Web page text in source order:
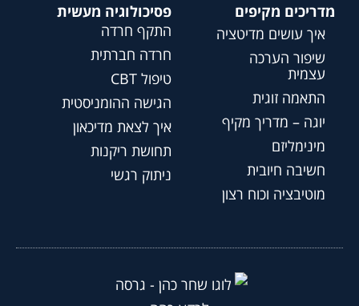
מדריכים מקיפים
איך עושים מדיטציה
שיפור הערכה
עצמית
התאמה זוגית
יוגה – מדריך מקיף
מינימליזם
חשיבה חיובית
מוטיבציה וכוח רצון
פסיכולוגיה מעשית
התקף חרדה
חרדה חברתית
טיפול CBT
הגישה ההומניסטית
איך לצאת מדיכאון
תחושת ריקנות
ניתוק רגשי